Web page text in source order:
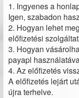
1. Ingyenes a
Igen, szabadon
2. Hogyan lehet
előfizetési
3. Hogyan
payapl
4. Az előfizetés
A előfizetés lejárt
újra terhelve.